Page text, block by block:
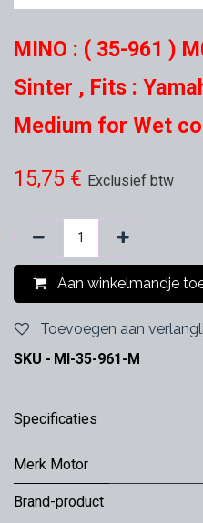
MINO : ( 35-961 )
Sinter , Fits :
Medium for Wet
15,75 € Exclusief btw
Aan winkelmandje
Toevoegen aan
SKU - MI-35-961-M
Specificaties
Merk Motor
Brand-product